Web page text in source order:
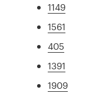
1149
1561
405
1391
1909